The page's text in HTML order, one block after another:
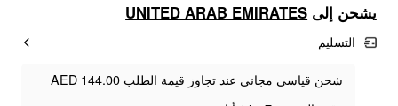
يشحن إلى UNITED ARAB EMIRATES
التسليم
شحن قياسي مجاني عند تجاوز قيمة الطلب AED 144.00